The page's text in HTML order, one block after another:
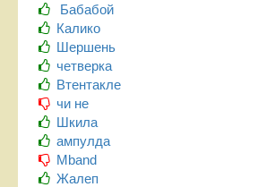
Бабабой
Калико
Шершень
четверка
Втентакле
чи не
Шкила
ампулда
Mband
Жалеп